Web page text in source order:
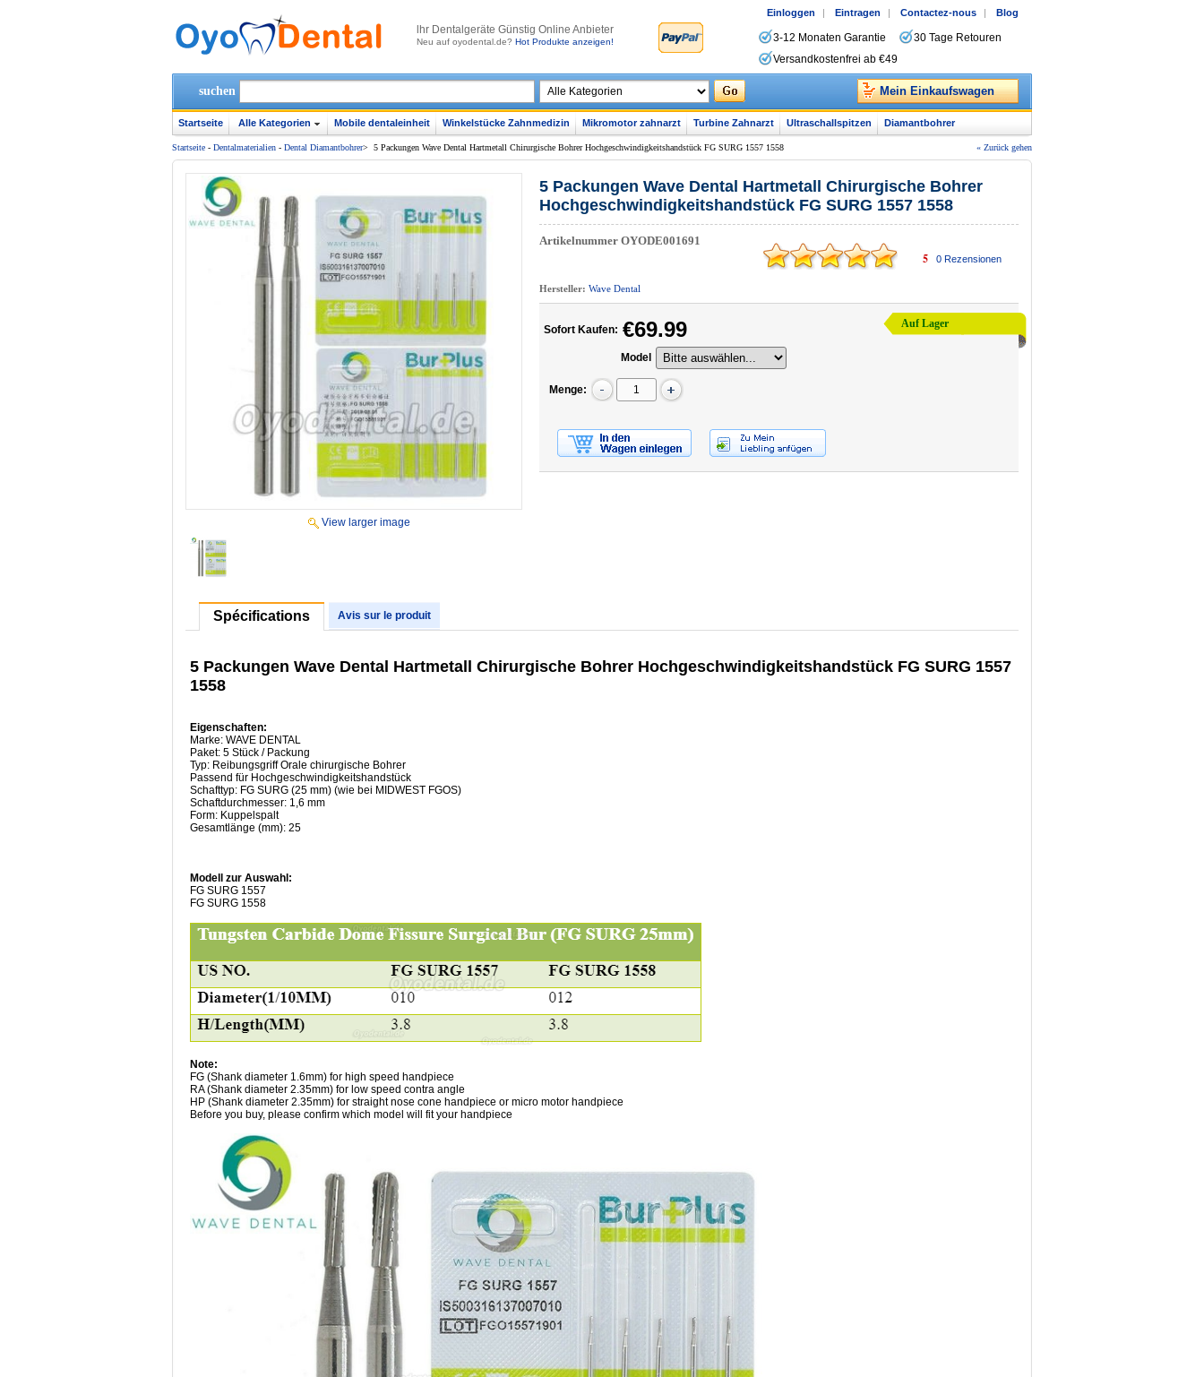
lhr Dentalgeräte Günstig Online Anbieter
Neu auf oyodental.de? Hot Produkte anzeigen!
Einloggen | Eintragen | Contactez-nous | Blog
3-12 Monaten Garantie
30 Tage Retouren
Versandkostenfrei ab €49
suchen Mein Einkaufswagen
Startseite Alle Kategorien Mobile dentaleinheit Winkelstücke Zahnmedizin Mikromotor zahnarzt Turbine Zahnarzt Ultraschallspitzen Diamantbohrer
Startseite - Dentalmaterialien - Dental Diamantbohrer> 5 Packungen Wave Dental Hartmetall Chirurgische Bohrer Hochgeschwindigkeitshandstück FG SURG 1557 1558 « Zurück gehen
View larger image
5 Packungen Wave Dental Hartmetall Chirurgische Bohrer
Hochgeschwindigkeitshandstück FG SURG 1557 1558
Artikelnummer OYODE001691
5 0Rezensionen
Hersteller: Wave Dental
Auf Lager
Sofort Kaufen: €69.99
Model
Menge:
Spécifications Avis sur le produit
5 Packungen Wave Dental Hartmetall Chirurgische Bohrer Hochgeschwindigkeitshandstück FG SURG 1557
1558
Eigenschaften:
Marke: WAVE DENTAL
Paket: 5 Stück / Packung
Typ: Reibungsgriff Orale chirurgische Bohrer
Passend für Hochgeschwindigkeitshandstück
Schafttyp: FG SURG (25 mm) (wie bei MIDWEST FGOS)
Schaftdurchmesser: 1,6 mm
Form: Kuppelspalt
Gesamtlänge (mm): 25
Modell zur Auswahl:
FG SURG 1557
FG SURG 1558
Note:
FG (Shank diameter 1.6mm) for high speed handpiece
RA (Shank diameter 2.35mm) for low speed contra angle
HP (Shank diameter 2.35mm) for straight nose cone handpiece or micro motor handpiece
Before you buy, please confirm which model will fit your handpiece